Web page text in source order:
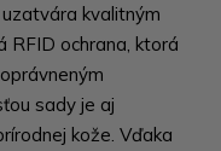
kvalitným
RFID ochrana, ktorá
sady je aj
kože. Vďaka